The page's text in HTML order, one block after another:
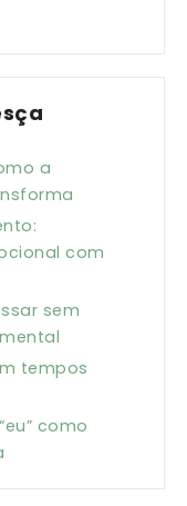
a
com
sem
tempos
como